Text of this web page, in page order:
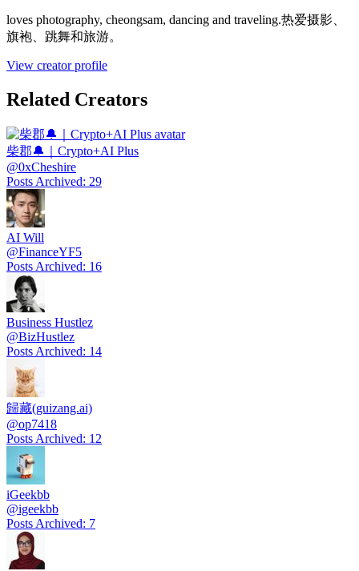
loves photography, cheongsam, dancing and traveling.热爱摄影、
旗袍、跳舞和旅游。
View creator profile
Related Creators
柴郡🔔｜Crypto+AI Plus
@0xCheshire
Posts Archived: 29
AI Will
@FinanceYF5
Posts Archived: 16
Business Hustlez
@BizHustlez
Posts Archived: 14
歸藏(guizang.ai)
@op7418
Posts Archived: 12
iGeekbb
@igeekbb
Posts Archived: 7